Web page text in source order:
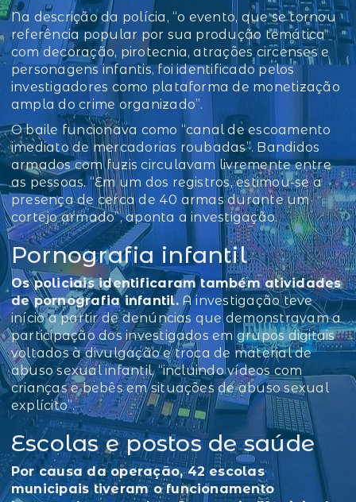
Na descrição da polícia, “o evento, que se tornou
referência popular por sua produção temática
com decoração, pirotecnia, atrações circenses e
personagens infantis, foi identificado pelos
investigadores como plataforma de monetização
ampla do crime organizado”.
O baile funcionava como “canal de escoamento
imediato de mercadorias roubadas”. Bandidos
armados com fuzis circulavam livremente entre
as pessoas. “Em um dos registros, estimou-se a
presença de cerca de 40 armas durante um
cortejo armado”, aponta a investigação.
Pornografia infantil
Os policiais identificaram também atividades
de pornografia infantil.A investigação teve
início a partir de denúncias que demonstravam a
participação dos investigados em grupos digitais
voltados à divulgação e troca de material de
abuso sexual infantil, “incluindo vídeos com
crianças e bebês em situações de abuso sexual
explícito”.
Escolas e postos de saúde
Por causa da operação, 42 escolas
municipais tiveram o funcionamento